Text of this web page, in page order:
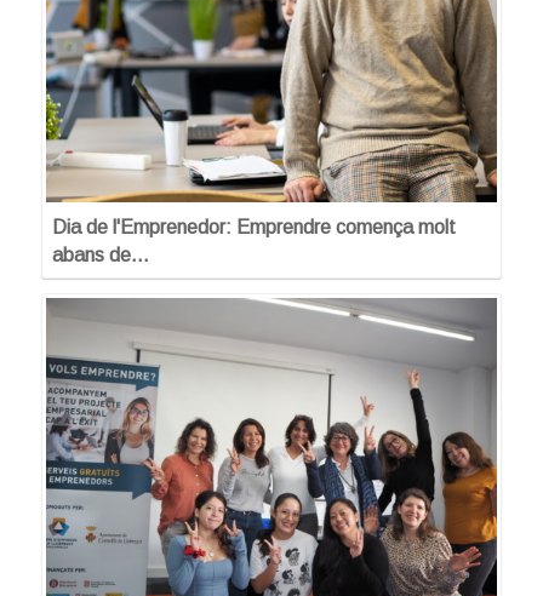
Dia de l'Emprenedor: Emprendre comença molt
abans de…